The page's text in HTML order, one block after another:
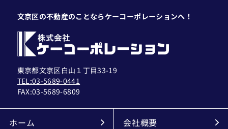
文京区の不動産のことならケーコーポレーションへ！
東京都文京区白山１丁目33-19
TEL:03-5689-0441
FAX:03-5689-6809
ホーム 会社概要